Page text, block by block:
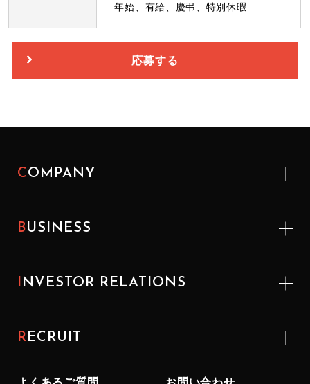
年始、有給、慶弔、特別休暇
応募する
COMPANY
BUSINESS
INVESTOR RELATIONS
RECRUIT